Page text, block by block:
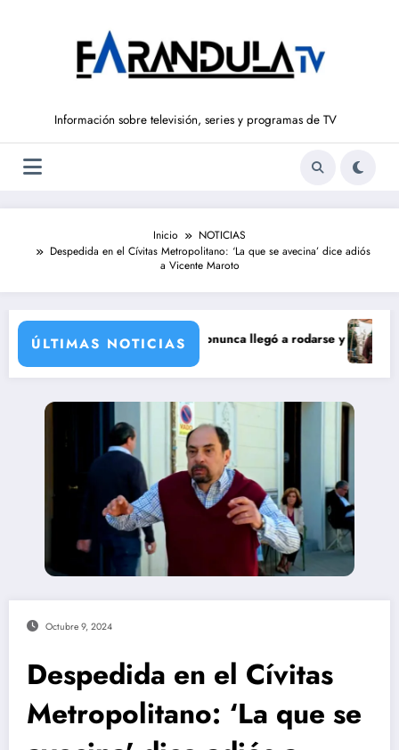
Información sobre televisión, series y programas de TV
Inicio
NOTICIAS
Despedida en el Cívitas Metropolitano: ‘La que se avecina’ dice adiós
a Vicente Maroto
ÚLTIMAS NOTICIAS
de María Castro
de Carmina Ordóñez que nunca llegó a rodarse y que convertía a
Octubre 9, 2024
Despedida en el Cívitas
Metropolitano: ‘La que se